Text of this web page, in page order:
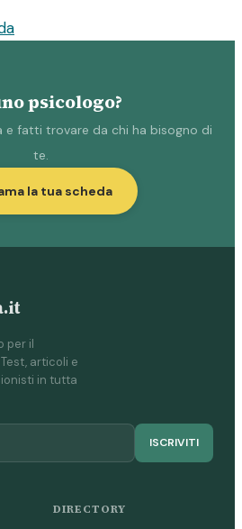
psicologo?
e fatti trovare da chi ha bisogno di
te.
la tua scheda
per il
articoli e
in tutta
ISCRIVITI
DIRECTORY